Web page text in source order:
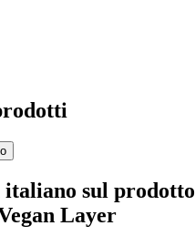
italiano sul prodotto
Layer